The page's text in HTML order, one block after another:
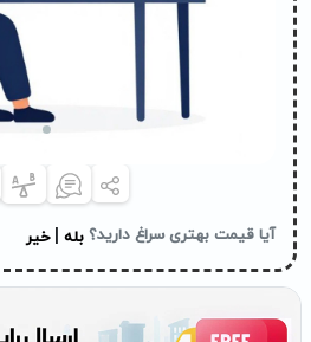
آیا قیمت بهتری سراغ دارید؟ بله خیر